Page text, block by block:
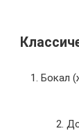
1. Бокал
2.